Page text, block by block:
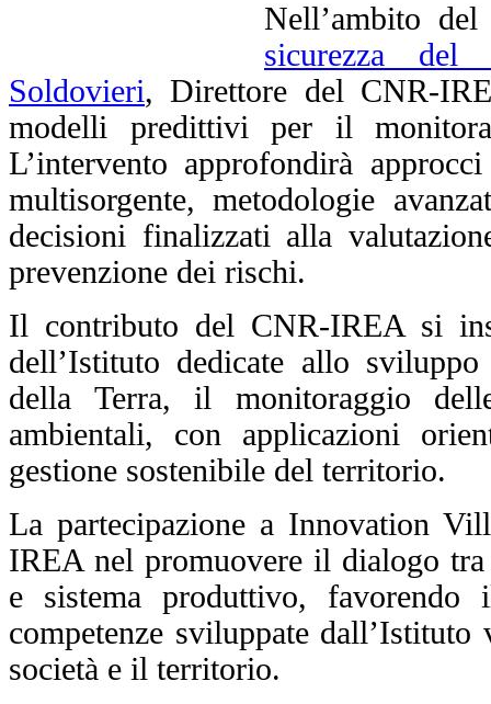
Nell’ambito
sicurezza
Soldovieri, Direttore del CNR-
modelli predittivi per il
L’intervento approfondirà
multisorgente, metodologie
decisioni finalizzati alla
prevenzione dei rischi.
Il contributo del CNR-IREA si
dell’Istituto dedicate allo
della Terra, il monitoraggio
ambientali, con applicazioni
gestione sostenibile del territorio.
La partecipazione a Innovation
IREA nel promuovere il dialogo
e sistema produttivo, favorendo
competenze sviluppate
società e il territorio.